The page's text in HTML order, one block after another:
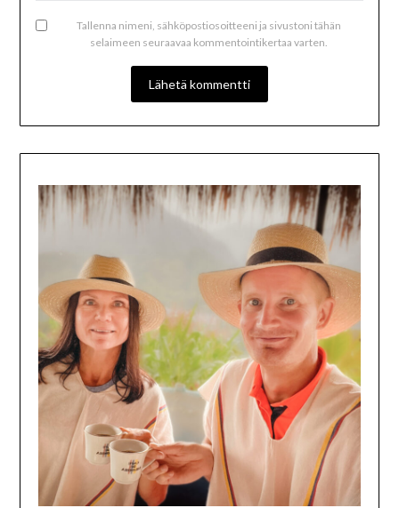
Tallenna nimeni, sähköpostiosoitteeni ja sivustoni tähän
selaimeen seuraavaa kommentointikertaa varten.